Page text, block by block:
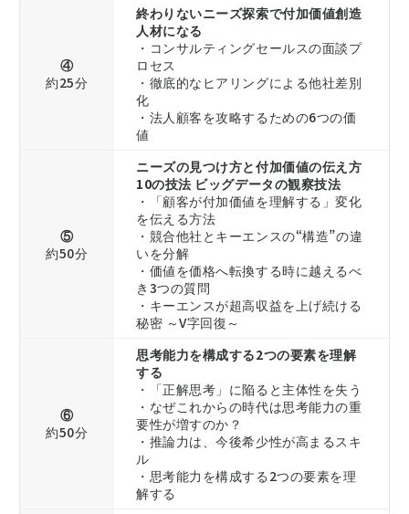
④
約25分
終わりないニーズ探索で付加価値創造
人材になる
・コンサルティングセールスの面談プ
ロセス
・徹底的なヒアリングによる他社差別
化
・法人顧客を攻略するための6つの価
値
⑤
約50分
ニーズの見つけ方と付加価値の伝え方
10の技法 ビッグデータの観察技法
・「顧客が付加価値を理解する」変化
を伝える方法
・競合他社とキーエンスの“構造”の違
いを分解
・価値を価格へ転換する時に越えるべ
き3つの質問
・キーエンスが超高収益を上げ続ける
秘密 ～V字回復～
⑥
約50分
思考能力を構成する2つの要素を理解
する
・「正解思考」に陥ると主体性を失う
・なぜこれからの時代は思考能力の重
要性が増すのか？
・推論力は、今後希少性が高まるスキ
ル
・思考能力を構成する2つの要素を理
解する